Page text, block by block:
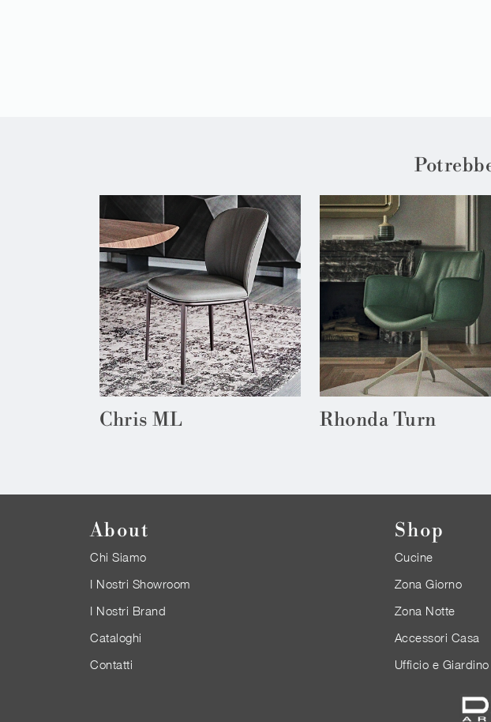
Chris ML Rhonda Turn
About
Chi Siamo
I Nostri Showroom
I Nostri Brand
Cataloghi
Contatti
Shop
Cucine
Zona Giorno
Zona Notte
Accessori Casa
Ufficio e Giardino